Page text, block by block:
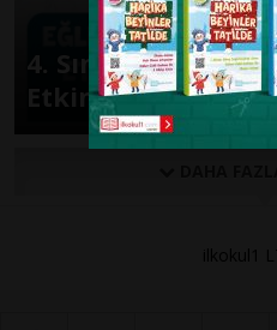
4. Sınıfa
Etkinlikleri -Hafta